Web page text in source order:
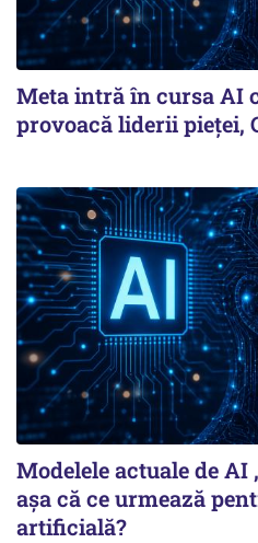
Meta intră în cursa AI
provoacă liderii pieței,
Modelele actuale de AI
așa că ce urmează
artificială?